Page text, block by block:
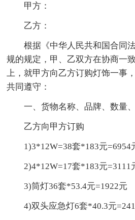
甲方：
乙方：
根据《中华人民共和国合同
规的规定，甲、乙双方在协商一
上，就甲方向乙方订购灯饰一事
共同遵守：
一、货物名称、品牌、数量
乙方向甲方订购
1)3*12W=38套*183元=6954
2)4*12W=17套*183元=3111
3)筒灯36套*53.4元=1922元
4)双头应急灯6套*40.3元